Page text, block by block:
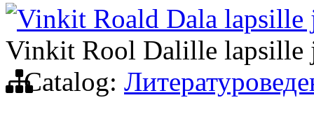
Vinkit Roald Dala lapsille
Vinkit Rool Dalille lapsille
Catalog: